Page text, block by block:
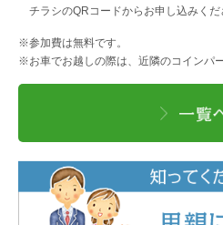
チラシのQRコードからお申し込みくだ
※参加費は無料です。
※お車でお越しの際は、近隣のコインパ